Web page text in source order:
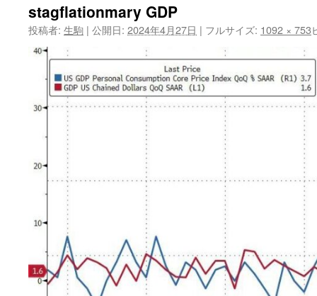
stagflationmary GDP
投稿者: 生駒 | 公開日: 2024年4月27日 | フルサイズ: 1092 × 753